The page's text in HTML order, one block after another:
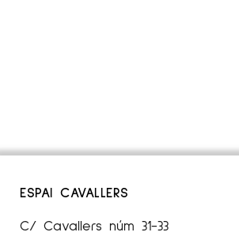
ESPAI CAVALLERS
C/ Cavallers núm 31-33